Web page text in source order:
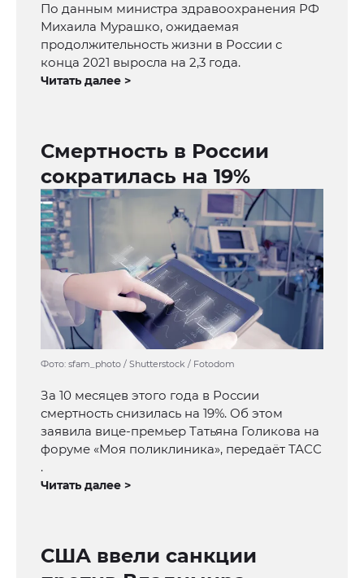
По данным министра здравоохранения РФ
Михаила Мурашко, ожидаемая
продолжительность жизни в России с
конца 2021 выросла на 2,3 года.
Читать далее >
Смертность в России
сократилась на 19%
Фото: sfam_photo / Shutterstock / Fotodom
За 10 месяцев этого года в России
смертность снизилась на 19%. Об этом
заявила вице-премьер Татьяна Голикова на
форуме «Моя поликлиника», передаёт ТАСС
.
Читать далее >
США ввели санкции